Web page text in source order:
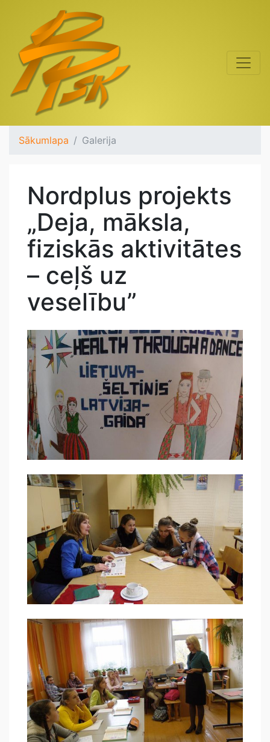
Sākumlapa Galerija
Nordplus projekts
„Deja, māksla,
fiziskās aktivitātes
– ceļš uz
veselību”